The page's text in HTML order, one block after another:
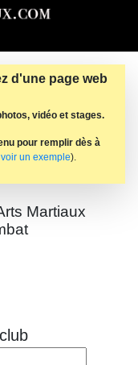
d'une page web
vidéo et stages.
pour remplir dès à
un exemple).
Martiaux